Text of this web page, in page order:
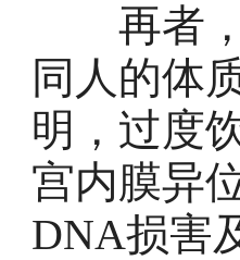
再者，
同人的体
明，过度
宫内膜异
DNA损害